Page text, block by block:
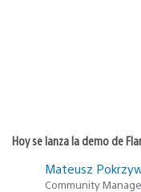
Hoy se lanza la demo de
Mateusz
Community